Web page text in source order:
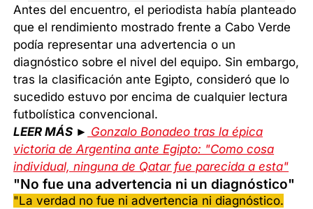
Antes del encuentro, el periodista había planteado
que el rendimiento mostrado frente a Cabo Verde
podía representar una advertencia o un
diagnóstico sobre el nivel del equipo. Sin embargo,
tras la clasificación ante Egipto, consideró que lo
sucedido estuvo por encima de cualquier lectura
futbolística convencional.
LEER MÁS ► Gonzalo Bonadeo tras la épica
victoria de Argentina ante Egipto: "Como cosa
individual, ninguna de Qatar fue parecida a esta"
"No fue una advertencia ni un diagnóstico"
"La verdad no fue ni advertencia ni diagnóstico.